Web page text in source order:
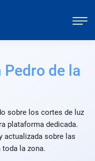
Pedro de la
sobre los cortes de luz
plataforma dedicada.
actualizada sobre las
toda la zona.